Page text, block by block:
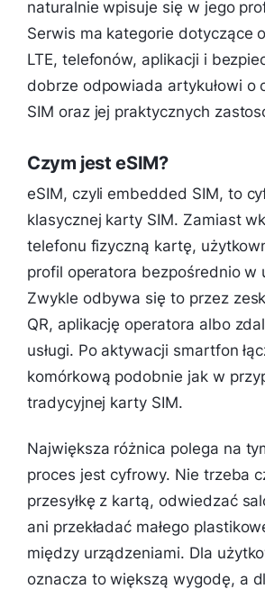
naturalnie wpisuje się w jego
Serwis ma kategorie dotyczące
LTE, telefonów, aplikacji i
dobrze odpowiada artykułowi o
SIM oraz jej praktycznych
Czym jest eSIM?
eSIM, czyli embedded SIM, to
klasycznej karty SIM. Zamiast
telefonu fizyczną kartę,
profil operatora bezpośrednio w
Zwykle odbywa się to przez
QR, aplikację operatora albo
usługi. Po aktywacji smartfon
komórkową podobnie jak w
tradycyjnej karty SIM.
Największa różnica polega na
proces jest cyfrowy. Nie trzeba
przesyłkę z kartą, odwiedzać
ani przekładać małego
między urządzeniami. Dla
oznacza to większą wygodę, a